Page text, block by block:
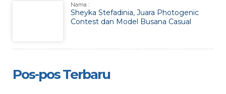
Nama :
Sheyka Stefadinia, Juara Photogenic
Contest dan Model Busana Casual
Pos-pos Terbaru